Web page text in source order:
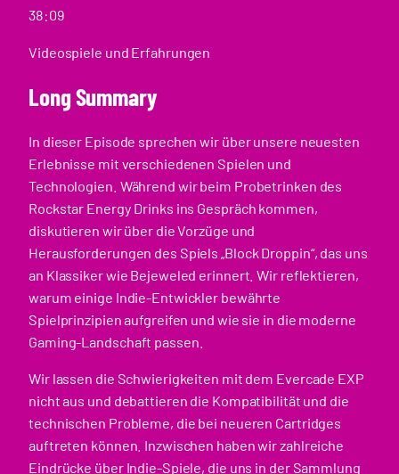
38:09
Videospiele und Erfahrungen
Long Summary
In dieser Episode sprechen wir über unsere neuesten
Erlebnisse mit verschiedenen Spielen und
Technologien. Während wir beim Probetrinken des
Rockstar Energy Drinks ins Gespräch kommen,
diskutieren wir über die Vorzüge und
Herausforderungen des Spiels „Block Droppin“, das uns
an Klassiker wie Bejeweled erinnert. Wir reflektieren,
warum einige Indie-Entwickler bewährte
Spielprinzipien aufgreifen und wie sie in die moderne
Gaming-Landschaft passen.
Wir lassen die Schwierigkeiten mit dem Evercade EXP
nicht aus und debattieren die Kompatibilität und die
technischen Probleme, die bei neueren Cartridges
auftreten können. Inzwischen haben wir zahlreiche
Eindrücke über Indie-Spiele, die uns in der Sammlung